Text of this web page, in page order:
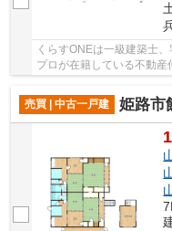
くらすONEは一級建築士
プロが在籍している不動
売買 | 中古一戸建
姫路市